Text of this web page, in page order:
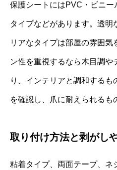
保護シートにはPVC・ビニー
タイプなどがあります。透明
リアなタイプは部屋の雰囲気
ン性を重視するなら木目調や
り、インテリアと調和する
を確認し、爪に耐えられるも
取り付け方法と剥がし
粘着タイプ、両面テープ、ネ